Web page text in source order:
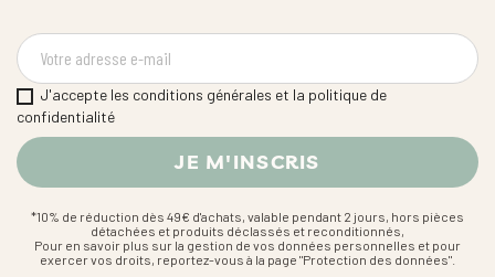
J'accepte les conditions générales et la politique de
confidentialité
*10% de réduction dès 49€ d'achats, valable pendant 2 jours, hors pièces
détachées et produits déclassés et reconditionnés,
Pour en savoir plus sur la gestion de vos données personnelles et pour
exercer vos droits, reportez-vous à la page "Protection des données".